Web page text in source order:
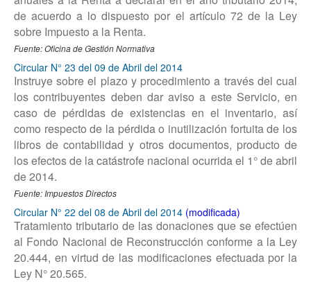
de acuerdo a lo dispuesto por el artículo 72 de la Ley
sobre Impuesto a la Renta.
Fuente: Oficina de Gestión Normativa
Circular N° 23 del 09 de Abril del 2014
Instruye sobre el plazo y procedimiento a través del cual
los contribuyentes deben dar aviso a este Servicio, en
caso de pérdidas de existencias en el inventario, así
como respecto de la pérdida o inutilización fortuita de los
libros de contabilidad y otros documentos, producto de
los efectos de la catástrofe nacional ocurrida el 1° de abril
de 2014.
Fuente: Impuestos Directos
Circular N° 22 del 08 de Abril del 2014
Tratamiento tributario de las donaciones que se efectúen
al Fondo Nacional de Reconstrucción conforme a la Ley
20.444, en virtud de las modificaciones efectuada por la
Ley N° 20.565.